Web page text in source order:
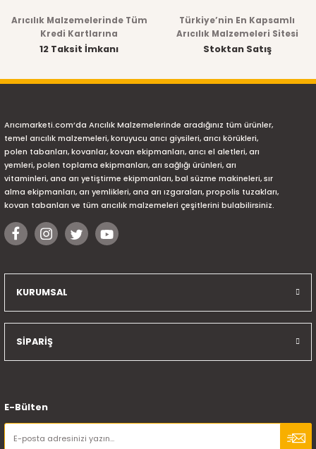
Arıcılık Malzemelerinde Tüm
Kredi Kartlarına
12 Taksit İmkanı
Türkiye’nin En Kapsamlı
Arıcılık Malzemeleri Sitesi
Stoktan Satış
Arıcımarketi.com’da Arıcılık Malzemelerinde aradığınız tüm ürünler,
temel arıcılık malzemeleri, koruyucu arıcı giysileri, arıcı körükleri,
polen tabanları, kovanlar, kovan ekipmanları, arıcı el aletleri, arı
yemleri, polen toplama ekipmanları, arı sağlığı ürünleri, arı
vitaminleri, ana arı yetiştirme ekipmanları, bal süzme makineleri, sır
alma ekipmanları, arı yemlikleri, ana arı ızgaraları, propolis tuzakları,
kovan tabanları ve tüm arıcılık malzemeleri çeşitlerini bulabilirsiniz.
KURUMSAL
SİPARİŞ
E-Bülten